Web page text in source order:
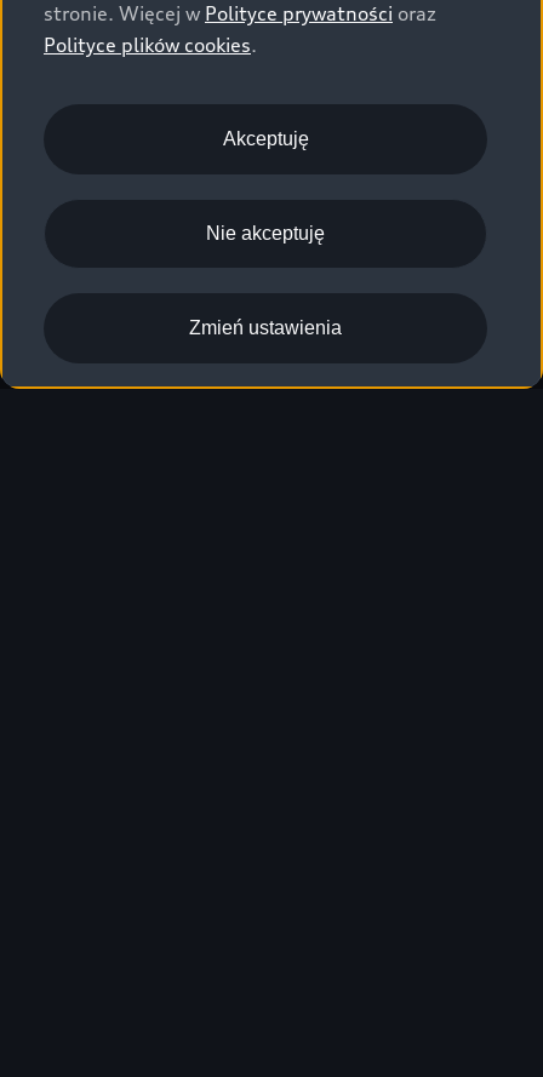
stronie. Więcej w Polityce prywatności oraz
Polityce plików cookies.
Akceptuję
Nie akceptuję
Zmień ustawienia